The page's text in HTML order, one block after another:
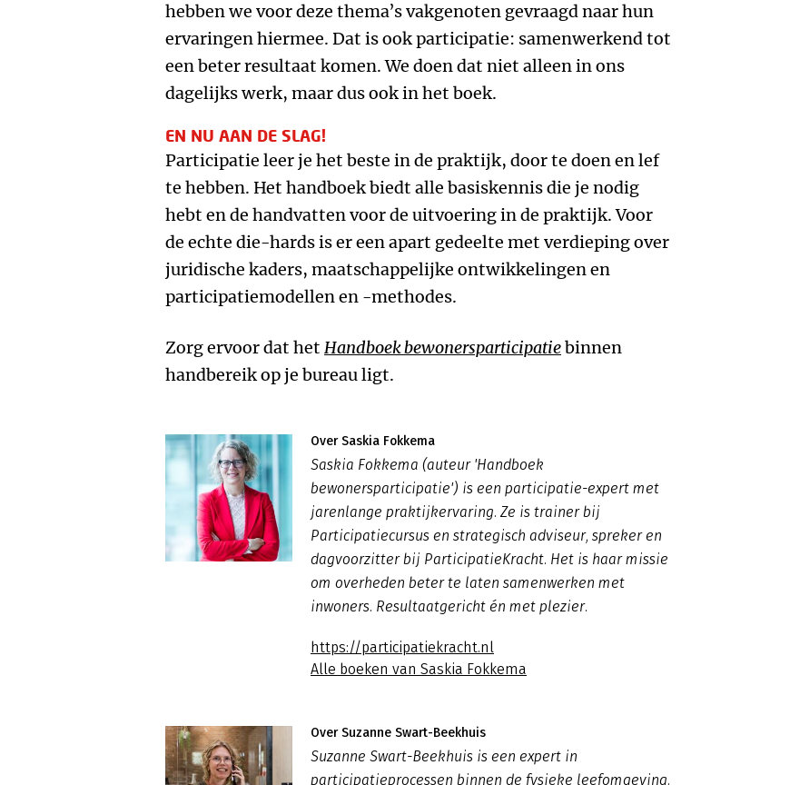
hebben we voor deze thema’s vakgenoten gevraagd naar hun
ervaringen hiermee. Dat is ook participatie: samenwerkend tot
een beter resultaat komen. We doen dat niet alleen in ons
dagelijks werk, maar dus ook in het boek.
EN NU AAN DE SLAG!
Participatie leer je het beste in de praktijk, door te doen en lef
te hebben. Het handboek biedt alle basiskennis die je nodig
hebt en de handvatten voor de uitvoering in de praktijk. Voor
de echte die-hards is er een apart gedeelte met verdieping over
juridische kaders, maatschappelijke ontwikkelingen en
participatiemodellen en -methodes.
Zorg ervoor dat het Handboek bewonersparticipatiebinnen
handbereik op je bureau ligt.
Over Saskia Fokkema
Saskia Fokkema (auteur 'Handboek
bewonersparticipatie') is een participatie-expert met
jarenlange praktijkervaring. Ze is trainer bij
Participatiecursus en strategisch adviseur, spreker en
dagvoorzitter bij ParticipatieKracht. Het is haar missie
om overheden beter te laten samenwerken met
inwoners. Resultaatgericht én met plezier.
https://participatiekracht.nl
Alle boeken van Saskia Fokkema
Over Suzanne Swart-Beekhuis
Suzanne Swart-Beekhuis is een expert in
participatieprocessen binnen de fysieke leefomgeving.